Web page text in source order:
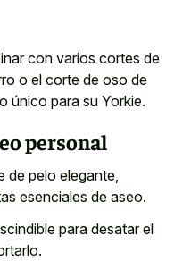
con varios cortes de
o el corte de oso de
único para su Yorkie.
personal
de pelo elegante,
esenciales de aseo.
para desatar el